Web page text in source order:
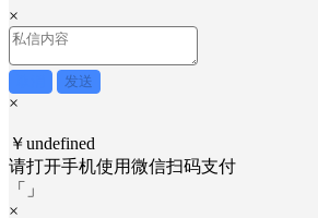
×
发送
×
￥undefined
请打开手机使用微信扫码支付
「
」
×